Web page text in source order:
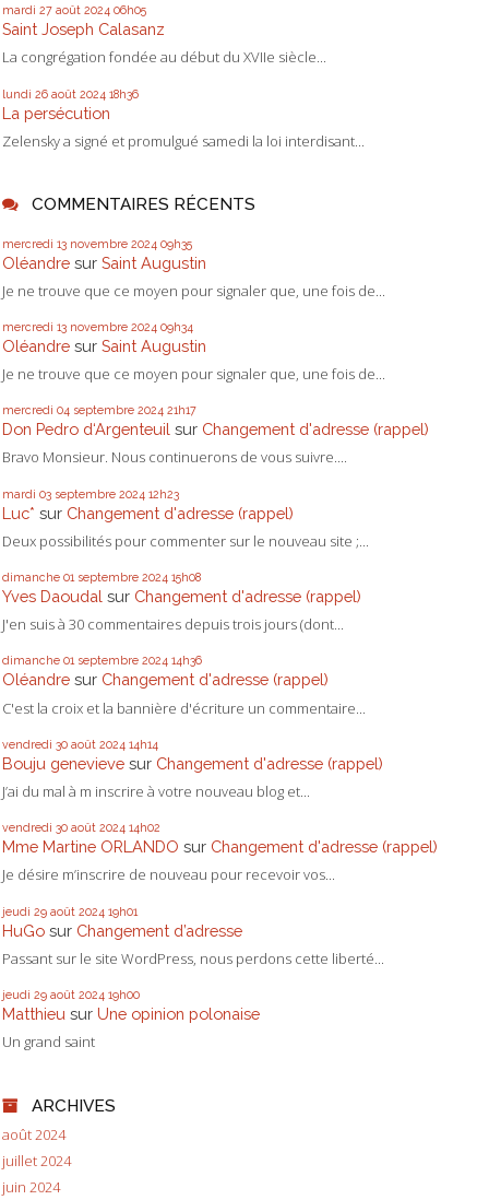
mardi 27 août 2024 06h05
Saint Joseph Calasanz
La congrégation fondée au début du XVIIe siècle...
lundi 26 août 2024 18h36
La persécution
Zelensky a signé et promulgué samedi la loi interdisant...
COMMENTAIRES RÉCENTS
mercredi 13 novembre 2024 09h35
Oléandre sur Saint Augustin
Je ne trouve que ce moyen pour signaler que, une fois de...
mercredi 13 novembre 2024 09h34
Oléandre sur Saint Augustin
Je ne trouve que ce moyen pour signaler que, une fois de...
mercredi 04 septembre 2024 21h17
Don Pedro d‘Argenteuil sur Changement d'adresse (rappel)
Bravo Monsieur. Nous continuerons de vous suivre....
mardi 03 septembre 2024 12h23
Luc* sur Changement d'adresse (rappel)
Deux possibilités pour commenter sur le nouveau site ;...
dimanche 01 septembre 2024 15h08
Yves Daoudal sur Changement d'adresse (rappel)
J'en suis à 30 commentaires depuis trois jours (dont...
dimanche 01 septembre 2024 14h36
Oléandre sur Changement d'adresse (rappel)
C'est la croix et la bannière d'écriture un commentaire...
vendredi 30 août 2024 14h14
Bouju genevieve sur Changement d'adresse (rappel)
J’ai du mal à m inscrire à votre nouveau blog et...
vendredi 30 août 2024 14h02
Mme Martine ORLANDO sur Changement d'adresse (rappel)
Je désire m’inscrire de nouveau pour recevoir vos...
jeudi 29 août 2024 19h01
HuGo sur Changement d’adresse
Passant sur le site WordPress, nous perdons cette liberté...
jeudi 29 août 2024 19h00
Matthieu sur Une opinion polonaise
Un grand saint
ARCHIVES
août 2024
juillet 2024
juin 2024